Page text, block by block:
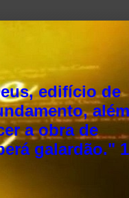
edifício de
além
a obra de
galardão." 1